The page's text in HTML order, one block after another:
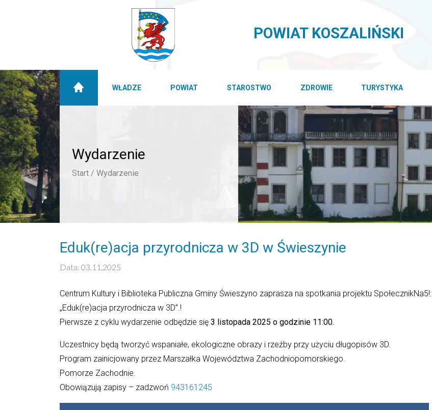
POWIAT KOSZALIŃSKI
WŁADZE POWIAT STAROSTWO ZDROWIE TURYSTYKA
Wydarzenie
Start / Wydarzenie
Eduk(re)acja przyrodnicza w 3D w Świeszynie
Data: 03.11.2025
Centrum Kultury i Biblioteka Publiczna Gminy Świeszyno zaprasza na spotkania projektu SpołecznikNa5!:
„Eduk(re)acja przyrodnicza w 3D”.!
Pierwsze z cyklu wydarzenie odbędzie się 3 listopada 2025 o godzinie 11:00.
Uczestnicy będą tworzyć wspaniałe, ekologiczne obrazy i rzeźby przy użyciu długopisów 3D.
Program zainicjowany przez Marszałka Województwa Zachodniopomorskiego.
Pomorze Zachodnie.
Obowiązują zapisy – zadzwoń 943161245